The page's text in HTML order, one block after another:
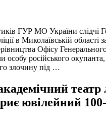
ГУР МО України слідчі
в Миколаївській області
Офісу
особу російського
злочину під …
театр
ювілейний